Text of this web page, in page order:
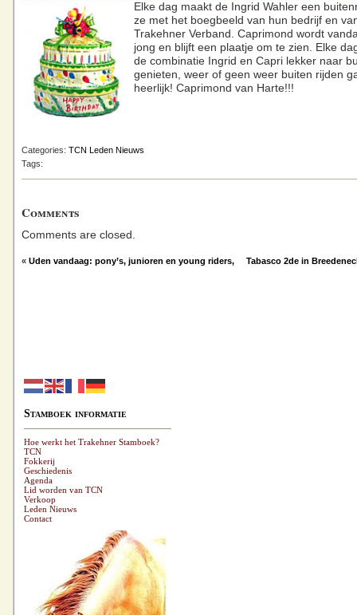
Elke dag maakt de Ingrid Wahler een
ze met het boegbeeld van hun bedrijf en
Trakehner Verband. Caprimond wordt
jong en blijft een plaatje om te zien. Elke
de combinatie Ingrid en Capri lekker naar
genieten, weer of geen weer buiten rijden
heerlijk! Caprimond van Harte!!!
Categories: TCN Leden Nieuws
Tags:
Comments
Comments are closed.
« Uden vandaag: pony’s, junioren en young riders, Tabasco 2de in
Stamboek informatie
Hoe werkt het Trakehner Stamboek?
TCN
Fokkerij
Geschiedenis
Agenda
Lid worden van TCN
Verkoop
Leden Nieuws
Contact